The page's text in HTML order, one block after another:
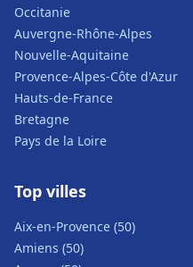
Occitanie
Auvergne-Rhône-Alpes
Nouvelle-Aquitaine
Provence-Alpes-Côte d'Azur
Hauts-de-France
Bretagne
Pays de la Loire
Top villes
Aix-en-Provence (50)
Amiens (50)